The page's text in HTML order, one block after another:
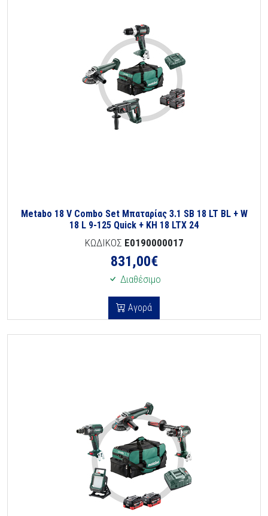
Metabo 18 V Combo Set Μπαταρίας 3.1 SB 18 LT BL + W
18 L 9-125 Quick + KH 18 LTX 24
ΚΩΔΙΚΟΣ E0190000017
831,00€
Διαθέσιμο
Αγορά